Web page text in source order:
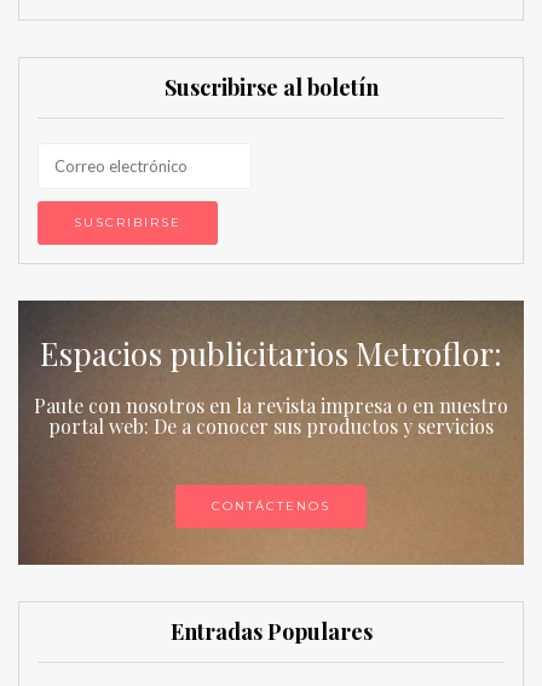
Suscribirse al boletín
Espacios publicitarios Metroflor:
Paute con nosotros en la revista impresa o en nuestro
portal web: De a conocer sus productos y servicios
CONTÁCTENOS
Entradas Populares